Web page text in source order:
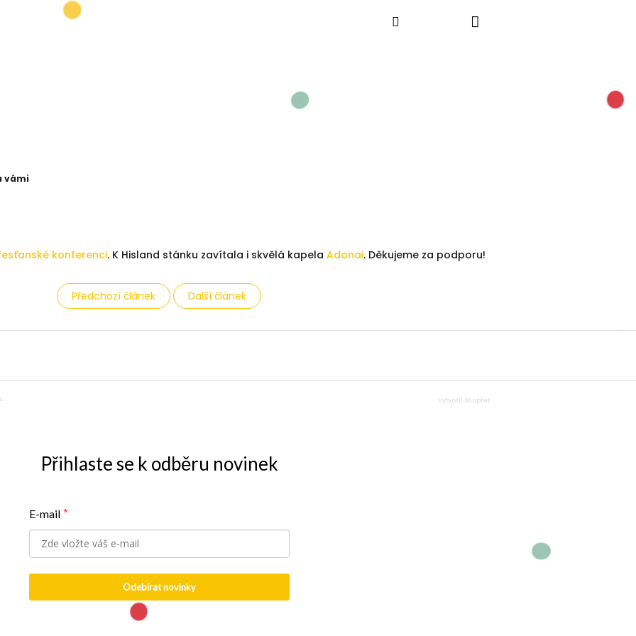
Hledat Přihlášení
vámi
konferenci. K Hisland stánku zavítala i skvělá kapela Adonai. Děkujeme za podporu!
Předchozí článek Další článek
Vytvořil Shoptet
Přihlaste se k odběru novinek
E-mail *
Odebírat novinky